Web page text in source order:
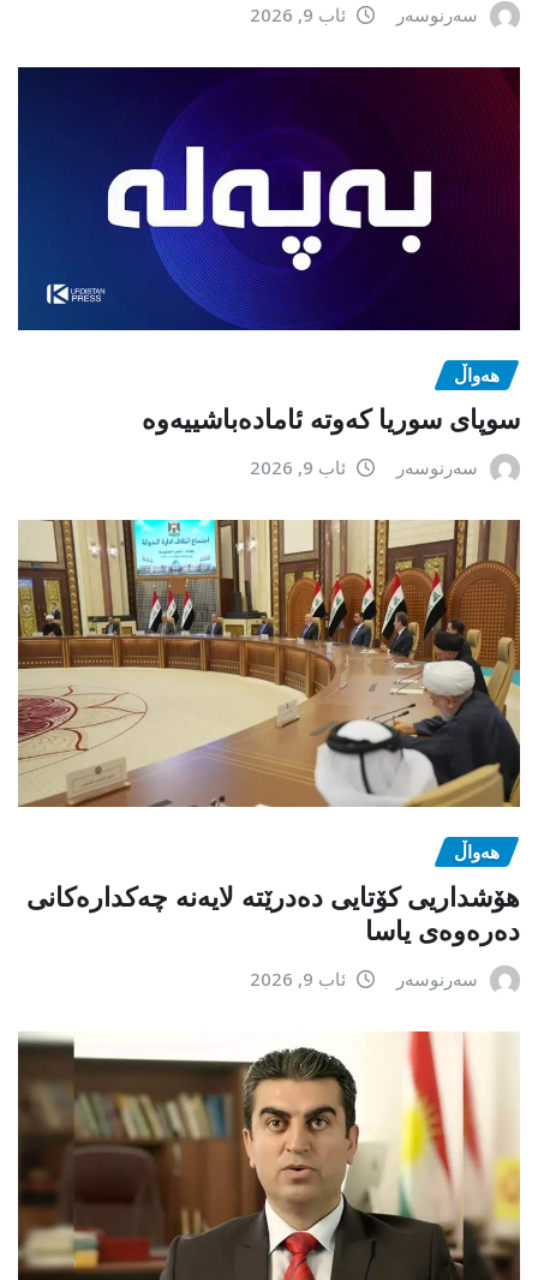
سەرنوسەر ئاب 9, 2026
هەواڵ
سوپای سوریا کەوتە ئامادەباشییەوە
سەرنوسەر ئاب 9, 2026
هەواڵ
هۆشداریی کۆتایی دەدرێتە لایەنە چەکدارەکانی
دەرەوەی یاسا
سەرنوسەر ئاب 9, 2026